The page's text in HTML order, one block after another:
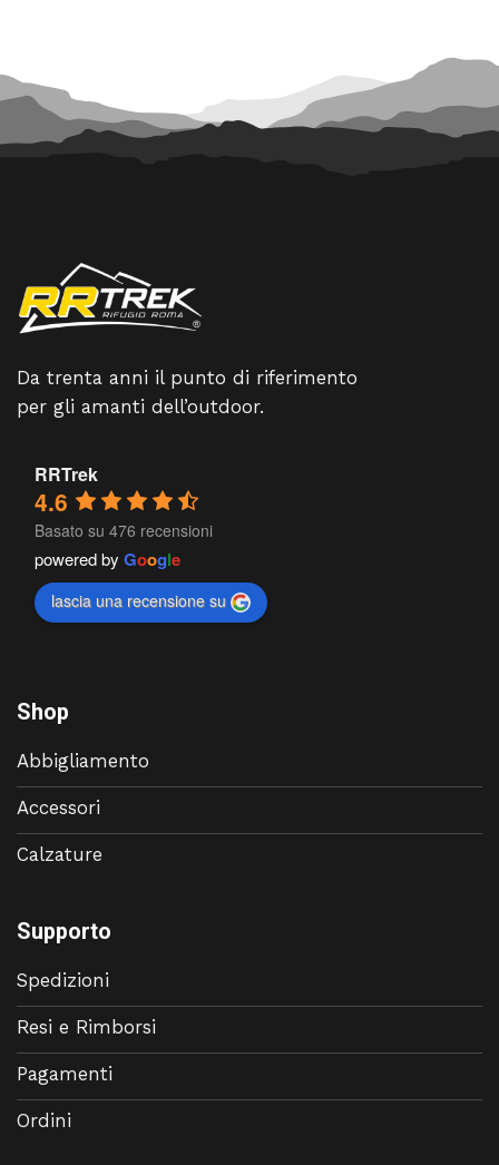
Da trenta anni il punto di riferimento
per gli amanti dell’outdoor.
RRTrek
4.6
Basato su 476 recensioni
powered by Google
lascia una recensione su
Shop
Abbigliamento
Accessori
Calzature
Supporto
Spedizioni
Resi e Rimborsi
Pagamenti
Ordini